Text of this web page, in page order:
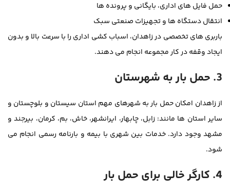
حمل فایل های اداری، بایگانی و پرونده ها
انتقال دستگاه ها و تجهیزات صنعتی سبک
باربری های تخصصی در زاهدان، اسباب کشی اداری را با سرعت بالا و بدون
ایجاد وقفه در کار مجموعه انجام می دهند.
3. حمل بار به شهرستان
از زاهدان امکان حمل بار به شهرهای مهم استان سیستان و بلوچستان و
سایر استان ها مانند: زابل، چابهار، ایرانشهر، خاش، بم، کرمان، بیرجند و
مشهد وجود دارد. خدمات بین شهری با بیمه و بارنامه رسمی انجام می
شود.
4. کارگر خالی برای حمل بار